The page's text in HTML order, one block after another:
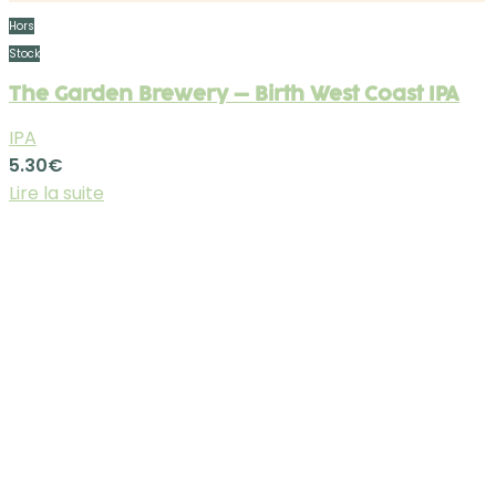
Hors
Stock
The Garden Brewery – Birth West Coast IPA
IPA
5.30€
Lire la suite